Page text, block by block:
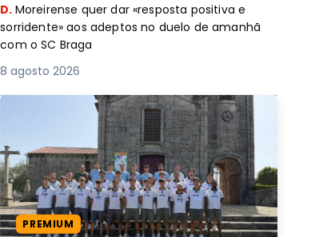
D. Moreirense quer dar «resposta positiva e
sorridente» aos adeptos no duelo de amanhã
com o SC Braga
8 agosto 2026
PREMIUM